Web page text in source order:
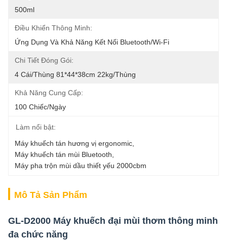
500ml
Điều Khiển Thông Minh:
Ứng Dụng Và Khả Năng Kết Nối Bluetooth/Wi-Fi
Chi Tiết Đóng Gói:
4 Cái/thùng 81*44*38cm 22kg/thùng
Khả Năng Cung Cấp:
100 Chiếc/ngày
Làm nổi bật:
Máy khuếch tán hương vị ergonomic
Máy khuếch tán mùi Bluetooth
Máy pha trộn mùi dầu thiết yếu 2000cbm
Mô Tả Sản Phẩm
GL-D2000 Máy khuếch đại mùi thơm thông minh
đa chức năng